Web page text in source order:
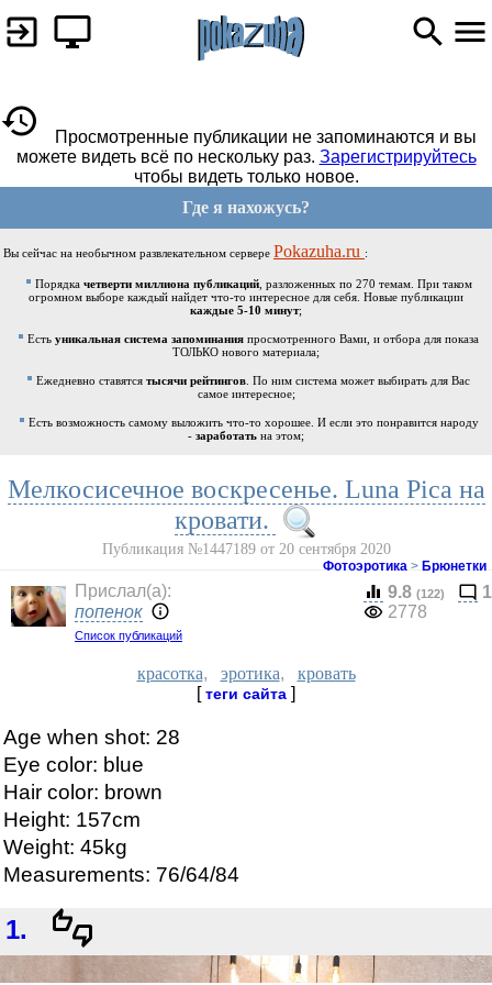
Просмотренные публикации не запоминаются и вы
можете видеть всё по нескольку раз. Зарегистрируйтесь
чтобы видеть только новое.
Где я нахожусь?
Вы сейчас на необычном развлекательном сервере Pokazuha.ru :
Порядка четверти миллиона публикаций, разложенных по 270 темам. При таком
огромном выборе каждый найдет что-то интересное для себя. Новые публикации
каждые 5-10 минут;
Есть уникальная система запоминания просмотренного Вами, и отбора для показа
ТОЛЬКО нового материала;
Ежедневно ставятся тысячи рейтингов . По ним система может выбирать для Вас
самое интересное;
Есть возможность самому выложить что-то хорошее. И если это понравится народу
- заработать на этом;
Мелкосисечное воскресенье. Luna Pica на
кровати.
Публикация №1447189 от 20 сентября 2020
Фотоэротика > Брюнетки
Прислал(a):
попенок
Список публикаций
9.8 (122)
1
2778
красотка, эротика, кровать
[теги сайта ]
Age when shot: 28
Eye color: blue
Hair color: brown
Height: 157cm
Weight: 45kg
Measurements: 76/64/84
1.